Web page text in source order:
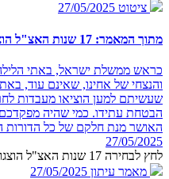
ציטוט 27/05/2025
מתוך המאמר: 17 שנות האצ"ל הוצגו לפני לוחמיו בהיכל התרבות
כראש ממשלת ישראל, באתי
והנצחי של אחינו, שאינם עוד,
שעשיתם למען הוציאו מעבדות
הבטחת עתידו. כמי שהיה מפקדכם
האושר מנת חלקם של כל
27/05/2025
לחץ לבחירה 17 שנות האצ"ל הוצגו לפני לוחמיו בהיכל התרבות
מאמר עיתון 27/05/2025